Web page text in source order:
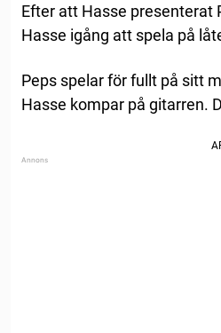
Efter att Hasse presenterat
Hasse igång att spela på
Peps spelar för fullt på sitt
Hasse kompar på gitarren.